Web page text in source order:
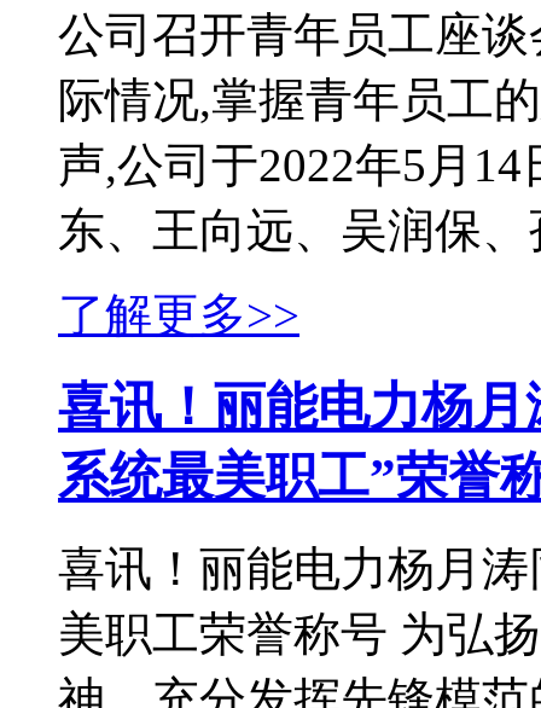
公司召开青年员工座
际情况,掌握青年员工
声,公司于2022年5月
东、王向远、吴润保
了解更多>>
喜讯！丽能电力杨
系统最美职工”荣誉
喜讯！丽能电力杨月
美职工荣誉称号 为弘